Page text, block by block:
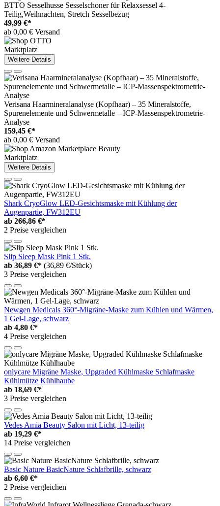
BTTO Sesselhusse Sesselschoner für Relaxsessel 4-
Teilig,Weihnachten, Stretch Sesselbezug
49,99 €*
ab 0,00 € Versand
Marktplatz
Weitere Details
Verisana Haarmineralanalyse (Kopfhaar) – 35 Mineralstoffe,
Spurenelemente und Schwermetalle – ICP-Massenspektrometrie-
Analyse
159,45 €*
ab 0,00 € Versand
Marktplatz
Weitere Details
Shark CryoGlow LED-Gesichtsmaske mit Kühlung der
Augenpartie, FW312EU
ab 266,86 €*
2 Preise vergleichen
Slip Sleep Mask Pink 1 Stk.
ab 36,89 €* (36,89 €/Stück)
3 Preise vergleichen
Newgen Medicals 360°-Migräne-Maske zum Kühlen und Wärmen,
1 Gel-Lage, schwarz
ab 4,80 €*
4 Preise vergleichen
onlycare Migräne Maske, Upgraded Kühlmaske Schlafmaske
Kühlmütze Kühlhaube
ab 18,69 €*
3 Preise vergleichen
Vedes Amia Beauty Salon mit Licht, 13-teilig
ab 19,29 €*
14 Preise vergleichen
Basic Nature BasicNature Schlafbrille, schwarz
ab 6,60 €*
2 Preise vergleichen